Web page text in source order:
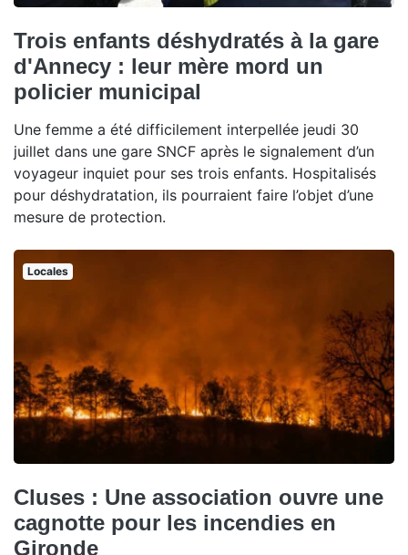
Trois enfants déshydratés à la gare
d'Annecy : leur mère mord un
policier municipal
Une femme a été difficilement interpellée jeudi 30
juillet dans une gare SNCF après le signalement d’un
voyageur inquiet pour ses trois enfants. Hospitalisés
pour déshydratation, ils pourraient faire l’objet d’une
mesure de protection.
Locales
Cluses : Une association ouvre une
cagnotte pour les incendies en
Gironde